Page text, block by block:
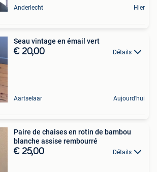
Anderlecht Hier
Seau vintage en émail vert
€ 20,00 Détails
Aartselaar Aujourd'hui
Paire de chaises en rotin de bambou
blanche assise rembourré
€ 25,00 Détails